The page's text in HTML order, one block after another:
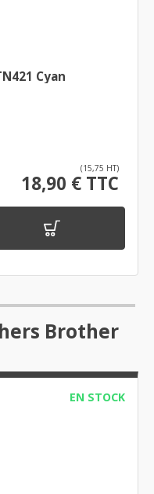
Cyan
(15,75 HT)
18,90 € TTC
Brother
EN STOCK